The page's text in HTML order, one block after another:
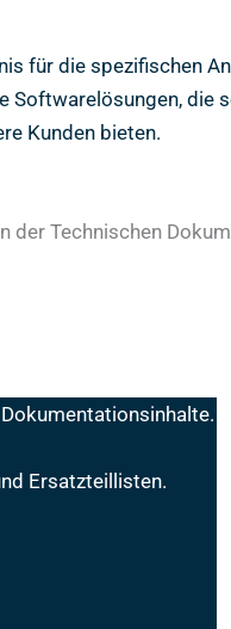
für die spezifischen
Softwarelösungen, die
Kunden bieten.
der Technischen
Ersatzteillisten.